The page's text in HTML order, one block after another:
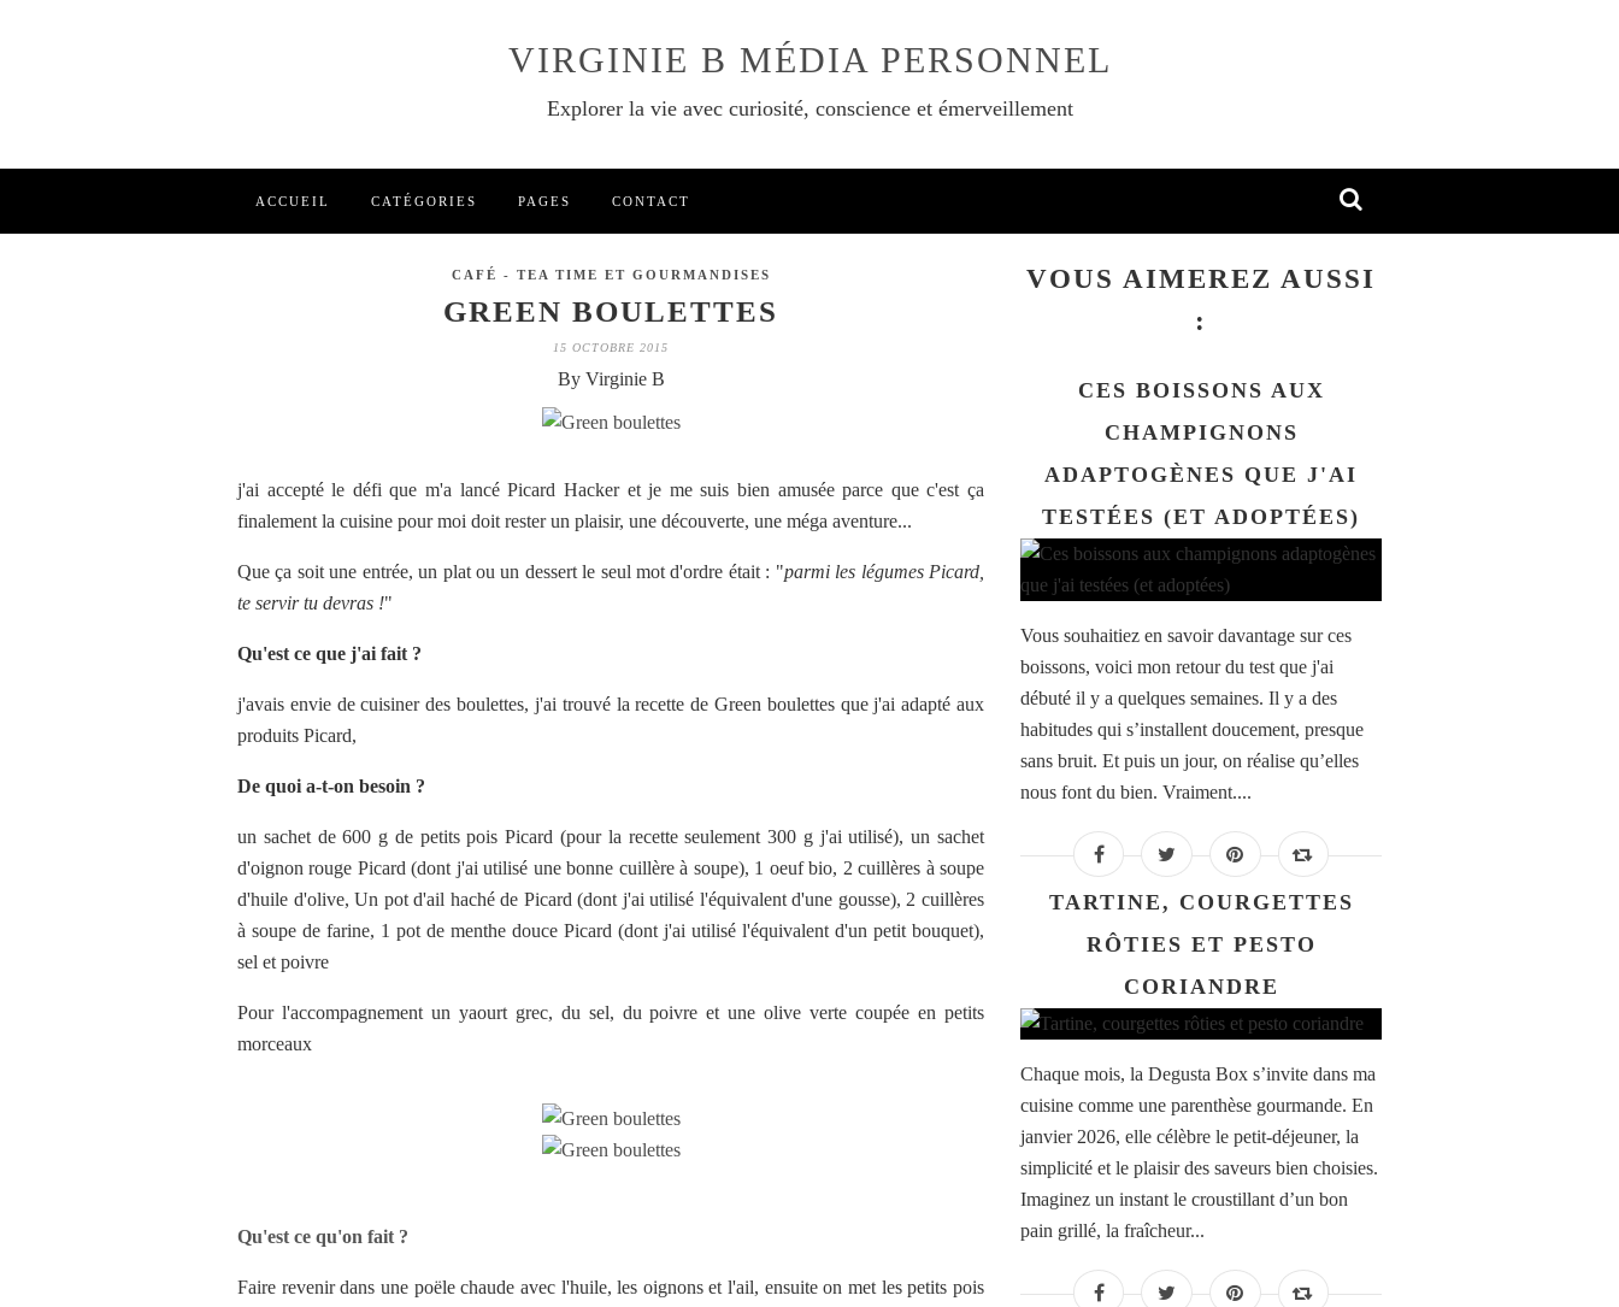
VIRGINIE B MÉDIA PERSONNEL
Explorer la vie avec curiosité, conscience et émerveillement
ACCUEIL CATÉGORIES PAGES CONTACT
CAFÉ - TEA TIME ET GOURMANDISES
GREEN BOULETTES
15 OCTOBRE 2015
By Virginie B
j'ai accepté le défi que m'a lancé Picard Hacker et je me suis bien amusée parce que c'est ça
finalement la cuisine pour moi doit rester un plaisir, une découverte, une méga aventure...
Que ça soit une entrée, un plat ou un dessert le seul mot d'ordre était : "parmi les légumes Picard,
te servir tu devras !"
Qu'est ce que j'ai fait ?
j'avais envie de cuisiner des boulettes, j'ai trouvé la recette de Green boulettes que j'ai adapté aux
produits Picard,
De quoi a-t-on besoin ?
un sachet de 600 g de petits pois Picard (pour la recette seulement 300 g j'ai utilisé), un sachet
d'oignon rouge Picard (dont j'ai utilisé une bonne cuillère à soupe), 1 oeuf bio, 2 cuillères à soupe
d'huile d'olive, Un pot d'ail haché de Picard (dont j'ai utilisé l'équivalent d'une gousse), 2 cuillères
à soupe de farine, 1 pot de menthe douce Picard (dont j'ai utilisé l'équivalent d'un petit bouquet),
sel et poivre
Pour l'accompagnement un yaourt grec, du sel, du poivre et une olive verte coupée en petits
morceaux
Qu'est ce qu'on fait ?
Faire revenir dans une poële chaude avec l'huile, les oignons et l'ail, ensuite on met les petits pois
VOUS AIMEREZ AUSSI
:
CES BOISSONS AUX
CHAMPIGNONS
ADAPTOGÈNES QUE J'AI
TESTÉES (ET ADOPTÉES)
Vous souhaitiez en savoir davantage sur ces
boissons, voici mon retour du test que j'ai
débuté il y a quelques semaines. Il y a des
habitudes qui s’installent doucement, presque
sans bruit. Et puis un jour, on réalise qu’elles
nous font du bien. Vraiment....
TARTINE, COURGETTES
RÔTIES ET PESTO
CORIANDRE
Chaque mois, la Degusta Box s’invite dans ma
cuisine comme une parenthèse gourmande. En
janvier 2026, elle célèbre le petit-déjeuner, la
simplicité et le plaisir des saveurs bien choisies.
Imaginez un instant le croustillant d’un bon
pain grillé, la fraîcheur...